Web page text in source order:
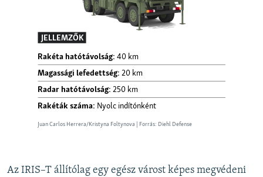
Az IRIS–T állítólag egy egész várost képes megvédeni